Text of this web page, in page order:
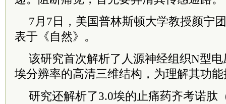
7月7日，美国普林斯顿大学教授颜宁
表于《自然》。
该研究首次解析了人源神经组织N型
埃分辨率的高清三维结构，为理解其功
研究还解析了3.0埃的止痛药齐考诺肽